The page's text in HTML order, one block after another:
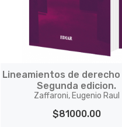
Lineamientos de derecho
Segunda edicion.
Zaffaroni, Eugenio Raul
$81000.00